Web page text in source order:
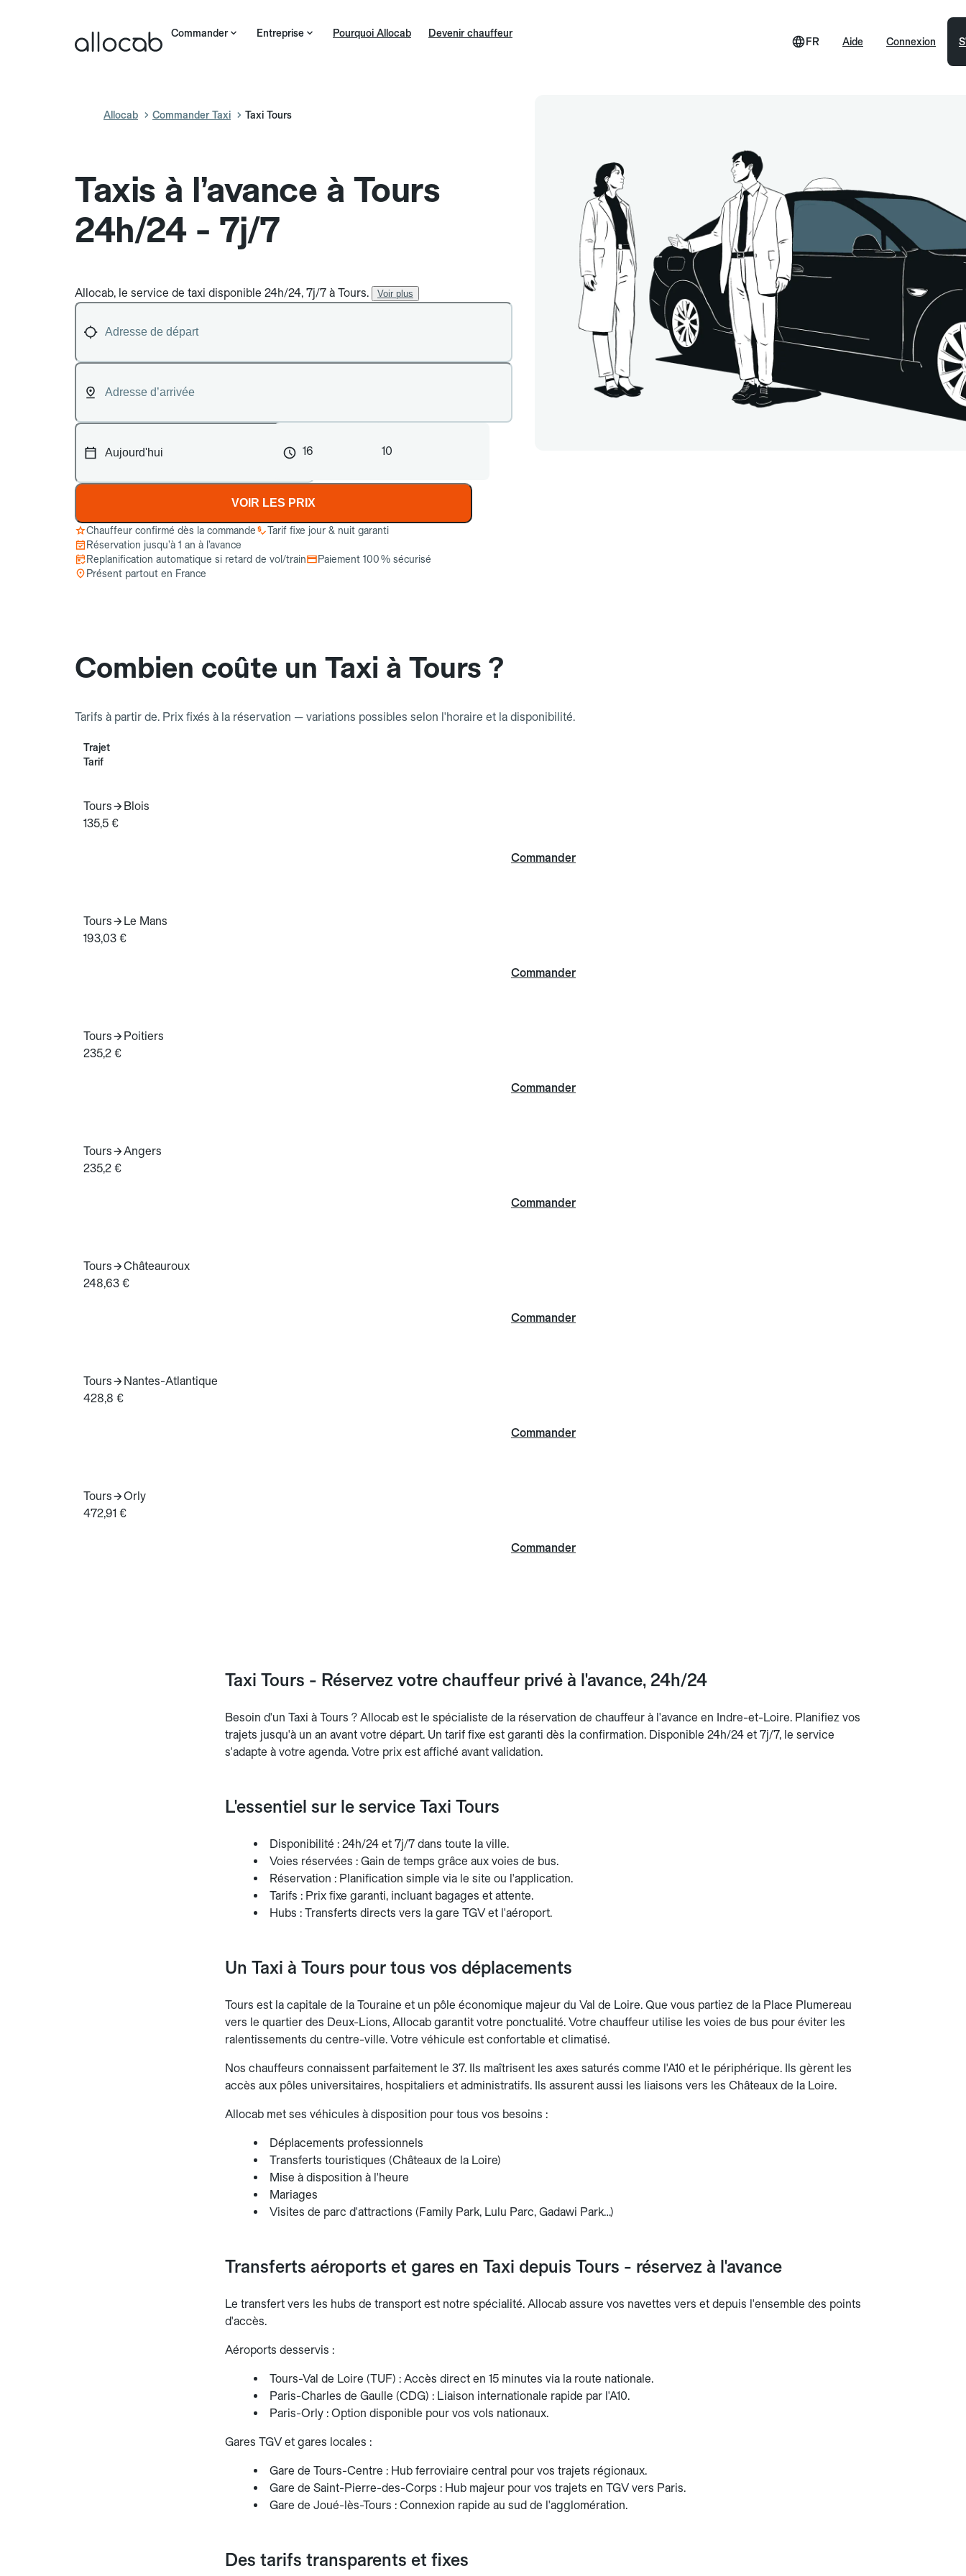
Commander Entreprise Pourquoi Allocab Devenir chauffeur
Aide
FR Connexion
Allocab Commander Taxi Taxi Tours
Taxis à l’avance à Tours
24h/24 - 7j/7
Allocab, le service de taxi disponible 24h/24, 7j/7 à Tours. Voir plus
16 10
VOIR LES PRIX
Chauffeur confirmé dès la commande
Tarif fixe jour & nuit garanti
Réservation jusqu’à 1 an à l’avance
Replanification automatique si retard de vol/train
Paiement 100 % sécurisé
Présent partout en France
Combien coûte un Taxi à Tours ?
Tarifs à partir de. Prix fixés à la réservation — variations possibles selon l'horaire et la disponibilité.
Trajet
Tarif
Tours
Blois
135,5 €
Commander
Tours
Le Mans
193,03 €
Commander
Tours
Poitiers
235,2 €
Commander
Tours
Angers
235,2 €
Commander
Tours
Châteauroux
248,63 €
Commander
Tours
Nantes-Atlantique
428,8 €
Commander
Tours
Orly
472,91 €
Commander
Taxi Tours - Réservez votre chauffeur privé à l'avance, 24h/24
Besoin d'un Taxi à Tours ? Allocab est le spécialiste de la réservation de chauffeur à l'avance en Indre-et-Loire. Planifiez vos
trajets jusqu'à un an avant votre départ. Un tarif fixe est garanti dès la confirmation. Disponible 24h/24 et 7j/7, le service
s'adapte à votre agenda. Votre prix est affiché avant validation.
L'essentiel sur le service Taxi Tours
Disponibilité : 24h/24 et 7j/7 dans toute la ville.
Voies réservées : Gain de temps grâce aux voies de bus.
Réservation : Planification simple via le site ou l'application.
Tarifs : Prix fixe garanti, incluant bagages et attente.
Hubs : Transferts directs vers la gare TGV et l'aéroport.
Un Taxi à Tours pour tous vos déplacements
Tours est la capitale de la Touraine et un pôle économique majeur du Val de Loire. Que vous partiez de la Place Plumereau
vers le quartier des Deux-Lions, Allocab garantit votre ponctualité. Votre chauffeur utilise les voies de bus pour éviter les
ralentissements du centre-ville. Votre véhicule est confortable et climatisé.
Nos chauffeurs connaissent parfaitement le 37. Ils maîtrisent les axes saturés comme l'A10 et le périphérique. Ils gèrent les
accès aux pôles universitaires, hospitaliers et administratifs. Ils assurent aussi les liaisons vers les Châteaux de la Loire.
Allocab met ses véhicules à disposition pour tous vos besoins :
Déplacements professionnels
Transferts touristiques (Châteaux de la Loire)
Mise à disposition à l'heure
Mariages
Visites de parc d'attractions (Family Park, Lulu Parc, Gadawi Park…)
Transferts aéroports et gares en Taxi depuis Tours - réservez à l'avance
Le transfert vers les hubs de transport est notre spécialité. Allocab assure vos navettes vers et depuis l'ensemble des points
d'accès.
Aéroports desservis :
Tours-Val de Loire (TUF) : Accès direct en 15 minutes via la route nationale.
Paris-Charles de Gaulle (CDG) : Liaison internationale rapide par l'A10.
Paris-Orly : Option disponible pour vos vols nationaux.
Gares TGV et gares locales :
Gare de Tours-Centre : Hub ferroviaire central pour vos trajets régionaux.
Gare de Saint-Pierre-des-Corps : Hub majeur pour vos trajets en TGV vers Paris.
Gare de Joué-lès-Tours : Connexion rapide au sud de l'agglomération.
Des tarifs transparents et fixes